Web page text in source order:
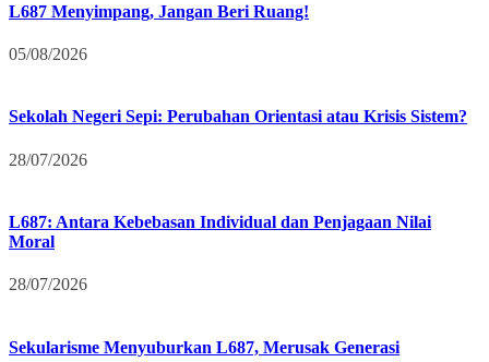
L687 Menyimpang, Jangan Beri Ruang!
05/08/2026
Sekolah Negeri Sepi: Perubahan Orientasi atau Krisis Sistem?
28/07/2026
L687: Antara Kebebasan Individual dan Penjagaan Nilai
Moral
28/07/2026
Sekularisme Menyuburkan L687, Merusak Generasi